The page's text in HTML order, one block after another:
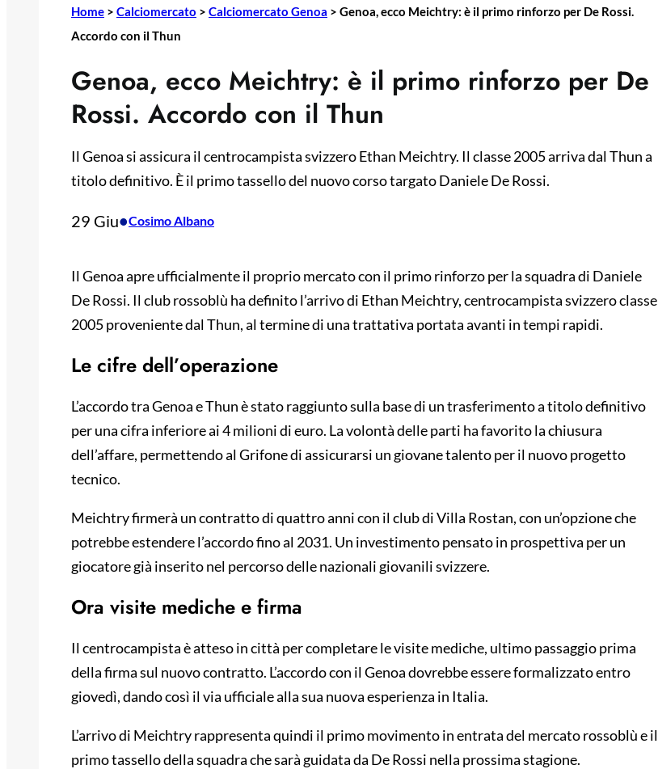
Home > Calciomercato > Calciomercato Genoa > Genoa, ecco Meichtry: è il primo rinforzo per De Rossi.
Accordo con il Thun
Genoa, ecco Meichtry: è il primo rinforzo per De
Rossi. Accordo con il Thun
Il Genoa si assicura il centrocampista svizzero Ethan Meichtry. Il classe 2005 arriva dal Thun a
titolo definitivo. È il primo tassello del nuovo corso targato Daniele De Rossi.
29 Giu•Cosimo Albano
Il Genoa apre ufficialmente il proprio mercato con il primo rinforzo per la squadra di Daniele
De Rossi. Il club rossoblù ha definito l’arrivo di Ethan Meichtry, centrocampista svizzero classe
2005 proveniente dal Thun, al termine di una trattativa portata avanti in tempi rapidi.
Le cifre dell’operazione
L’accordo tra Genoa e Thun è stato raggiunto sulla base di un trasferimento a titolo definitivo
per una cifra inferiore ai 4 milioni di euro. La volontà delle parti ha favorito la chiusura
dell’affare, permettendo al Grifone di assicurarsi un giovane talento per il nuovo progetto
tecnico.
Meichtry firmerà un contratto di quattro anni con il club di Villa Rostan, con un’opzione che
potrebbe estendere l’accordo fino al 2031. Un investimento pensato in prospettiva per un
giocatore già inserito nel percorso delle nazionali giovanili svizzere.
Ora visite mediche e firma
Il centrocampista è atteso in città per completare le visite mediche, ultimo passaggio prima
della firma sul nuovo contratto. L’accordo con il Genoa dovrebbe essere formalizzato entro
giovedì, dando così il via ufficiale alla sua nuova esperienza in Italia.
L’arrivo di Meichtry rappresenta quindi il primo movimento in entrata del mercato rossoblù e il
primo tassello della squadra che sarà guidata da De Rossi nella prossima stagione.